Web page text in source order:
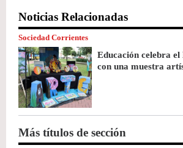
Noticias Relacionadas
Sociedad Corrientes
Educación celebra
con una muestra
Más títulos de sección